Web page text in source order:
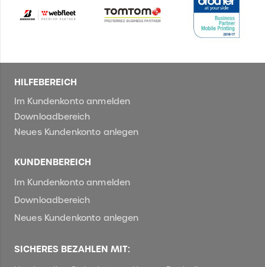
HILFEBEREICH
Im Kundenkonto anmelden
Downloadbereich
Neues Kundenkonto anlegen
KUNDENBEREICH
Im Kundenkonto anmelden
Downloadbereich
Neues Kundenkonto anlegen
SICHERES BEZAHLEN MIT: